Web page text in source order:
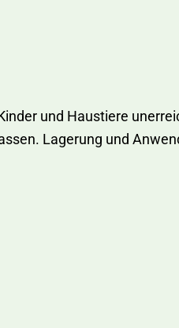
und Haustiere
Lagerung und